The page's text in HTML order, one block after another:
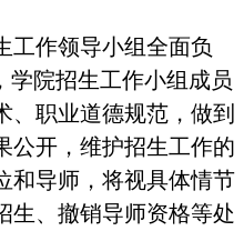
工作领导小组全面负
学院招生工作小组成员
、职业道德规范，做到
公开，维护招生工作的
和导师，将视具体情节
生、撤销导师资格等处